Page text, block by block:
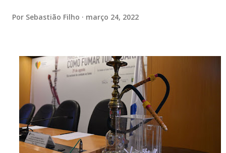
Por Sebastião Filho março 24, 2022